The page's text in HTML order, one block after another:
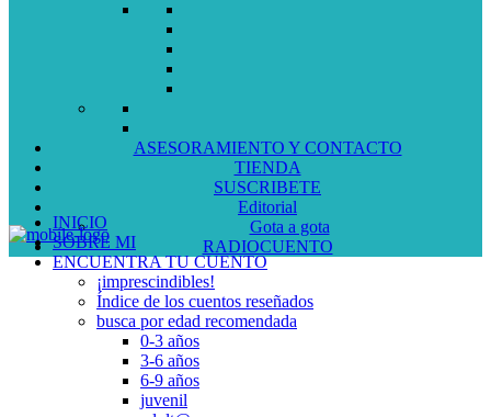
ASESORAMIENTO Y CONTACTO
TIENDA
SUSCRIBETE
Editorial
Gota a gota
RADIOCUENTO
INICIO
SOBRE MI
ENCUENTRA TU CUENTO
¡imprescindibles!
Índice de los cuentos reseñados
busca por edad recomendada
0-3 años
3-6 años
6-9 años
juvenil